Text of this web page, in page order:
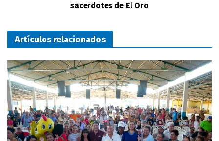
sacerdotes de El Oro
Artículos relacionados